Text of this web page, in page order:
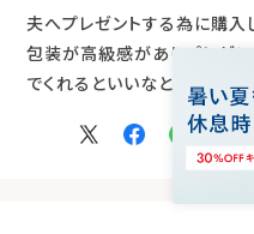
夫へプレゼントする為に購入
包装が高級感がありプレゼン
でくれるといいなと期待を込
参考